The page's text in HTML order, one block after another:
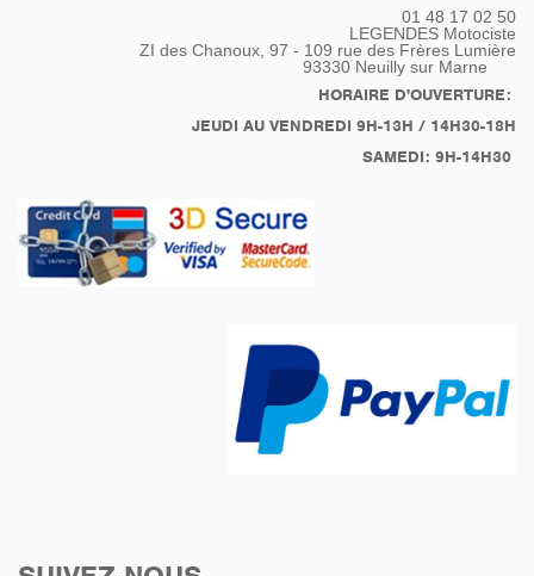
01 48 17 02 50
LEGENDES Motociste
ZI des Chanoux, 97 - 109 rue des Frères Lumière
93330 Neuilly sur Marne
HORAIRE D'OUVERTURE:
JEUDI AU VENDREDI 9H-13H / 14H30-18H
SAMEDI: 9H-14H30